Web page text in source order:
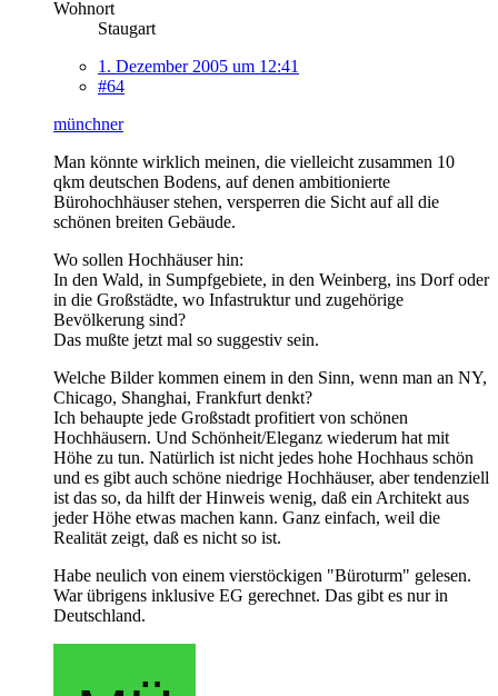
Wohnort
Staugart
1. Dezember 2005 um 12:41
#64
münchner
Man könnte wirklich meinen, die vielleicht zusammen 10
qkm deutschen Bodens, auf denen ambitionierte
Bürohochhäuser stehen, versperren die Sicht auf all die
schönen breiten Gebäude.
Wo sollen Hochhäuser hin:
In den Wald, in Sumpfgebiete, in den Weinberg, ins Dorf oder
in die Großstädte, wo Infastruktur und zugehörige
Bevölkerung sind?
Das mußte jetzt mal so suggestiv sein.
Welche Bilder kommen einem in den Sinn, wenn man an NY,
Chicago, Shanghai, Frankfurt denkt?
Ich behaupte jede Großstadt profitiert von schönen
Hochhäusern. Und Schönheit/Eleganz wiederum hat mit
Höhe zu tun. Natürlich ist nicht jedes hohe Hochhaus schön
und es gibt auch schöne niedrige Hochhäuser, aber tendenziell
ist das so, da hilft der Hinweis wenig, daß ein Architekt aus
jeder Höhe etwas machen kann. Ganz einfach, weil die
Realität zeigt, daß es nicht so ist.
Habe neulich von einem vierstöckigen "Büroturm" gelesen.
War übrigens inklusive EG gerechnet. Das gibt es nur in
Deutschland.